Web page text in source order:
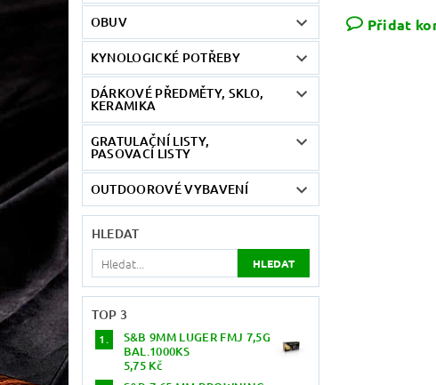
OBUV
KYNOLOGICKÉ POTŘEBY
DÁRKOVÉ PŘEDMĚTY, SKLO,
KERAMIKA
GRATULAČNÍ LISTY,
PASOVACÍ LISTY
OUTDOOROVÉ VYBAVENÍ
HLEDAT
TOP 3
S&B 9MM LUGER FMJ 7,5G
BAL.1000KS
5,75 Kč
Přidat